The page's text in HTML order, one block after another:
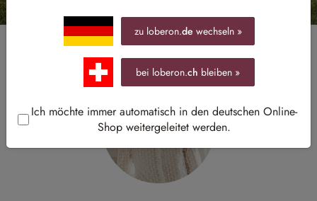
zu loberon.de wechseln »
bei loberon.ch bleiben »
Ich möchte immer automatisch in den deutschen Online-
Shop weitergeleitet werden.